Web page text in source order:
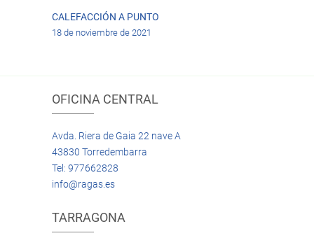
CALEFACCIÓN A PUNTO
18 de noviembre de 2021
OFICINA CENTRAL
Avda. Riera de Gaia 22 nave A
43830 Torredembarra
Tel: 977662828
info@ragas.es
TARRAGONA